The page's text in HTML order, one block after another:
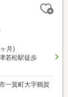
月)
若松駅徒歩
一箕町大字鶴賀